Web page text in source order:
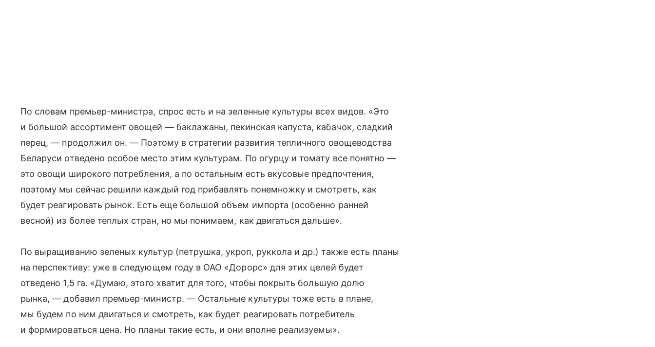
По словам премьер-министра, спрос есть и на зеленные культуры всех видов. «Это
и большой ассортимент овощей — баклажаны, пекинская капуста, кабачок, сладкий
перец, — продолжил он. — Поэтому в стратегии развития тепличного овощеводства
Беларуси отведено особое место этим культурам. По огурцу и томату все понятно —
это овощи широкого потребления, а по остальным есть вкусовые предпочтения,
поэтому мы сейчас решили каждый год прибавлять понемножку и смотреть, как
будет реагировать рынок. Есть еще большой объем импорта (особенно ранней
весной) из более теплых стран, но мы понимаем, как двигаться дальше».
По выращиванию зеленых культур (петрушка, укроп, руккола и др.) также есть планы
на перспективу: уже в следующем году в ОАО «Дорорс» для этих целей будет
отведено 1,5 га. «Думаю, этого хватит для того, чтобы покрыть большую долю
рынка, — добавил премьер-министр. — Остальные культуры тоже есть в плане,
мы будем по ним двигаться и смотреть, как будет реагировать потребитель
и формироваться цена. Но планы такие есть, и они вполне реализуемы».